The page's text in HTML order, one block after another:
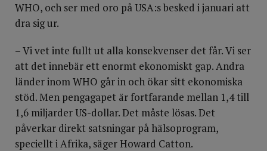
WHO, och ser med oro på USA:s besked i januari att
dra sig ur.
– Vi vet inte fullt ut alla konsekvenser det får. Vi ser
att det innebär ett enormt ekonomiskt gap. Andra
länder inom WHO går in och ökar sitt ekonomiska
stöd. Men pengagapet är fortfarande mellan 1,4 till
1,6 miljarder US-dollar. Det måste lösas. Det
påverkar direkt satsningar på hälsoprogram,
speciellt i Afrika, säger Howard Catton.